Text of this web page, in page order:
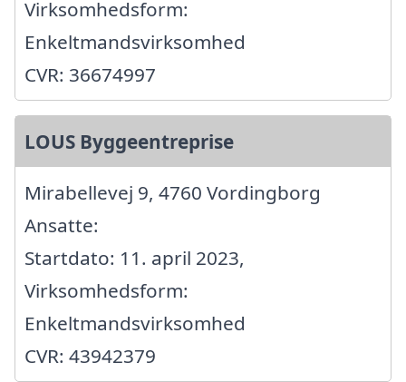
Virksomhedsform:
Enkeltmandsvirksomhed
CVR: 36674997
LOUS Byggeentreprise
Mirabellevej 9, 4760 Vordingborg
Ansatte:
Startdato: 11. april 2023,
Virksomhedsform:
Enkeltmandsvirksomhed
CVR: 43942379